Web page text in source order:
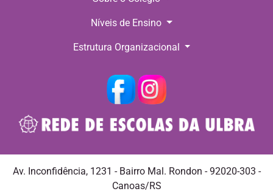
Níveis de Ensino
Estrutura Organizacional
Av. Inconfidência, 1231 - Bairro Mal. Rondon - 92020-303 -
Canoas/RS